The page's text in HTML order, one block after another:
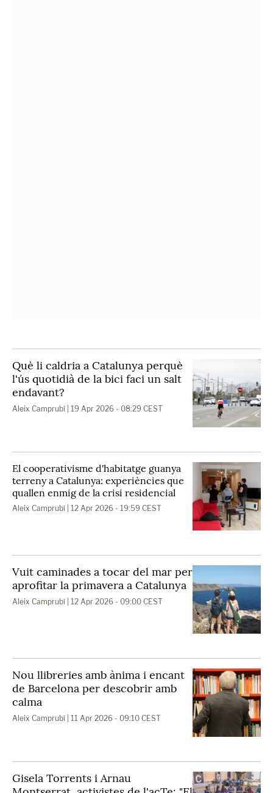
Què li caldria a Catalunya perquè
l'ús quotidià de la bici faci un salt
endavant?
Aleix Camprubí | 19 Apr 2026 - 08:29 CEST
El cooperativisme d'habitatge guanya
terreny a Catalunya: experiències que
quallen enmig de la crisi residencial
Aleix Camprubí | 12 Apr 2026 - 19:59 CEST
Vuit caminades a tocar del mar per
aprofitar la primavera a Catalunya
Aleix Camprubí | 12 Apr 2026 - 09:00 CEST
Nou llibreries amb ànima i encant
de Barcelona per descobrir amb
calma
Aleix Camprubí | 11 Apr 2026 - 09:10 CEST
Gisela Torrents i Arnau